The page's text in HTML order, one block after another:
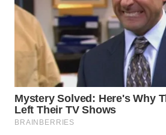
TANGERANG
WN
BINJAI
WN
CIREBON
WN